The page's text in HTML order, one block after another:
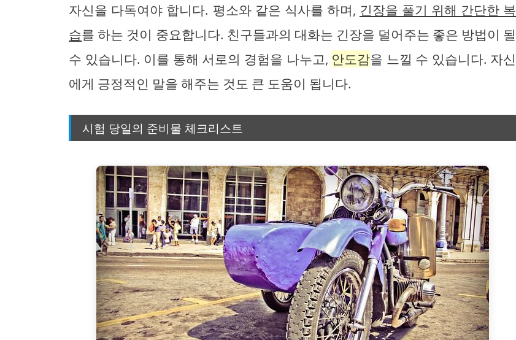
자신을 다독여야 합니다. 평소와 같은 식사를 하며, 긴장을 풀기 위해 간단한 복
습를 하는 것이 중요합니다. 친구들과의 대화는 긴장을 덜어주는 좋은 방법이 될
수 있습니다. 이를 통해 서로의 경험을 나누고, 안도감을 느낄 수 있습니다. 자신
에게 긍정적인 말을 해주는 것도 큰 도움이 됩니다.
시험 당일의 준비물 체크리스트